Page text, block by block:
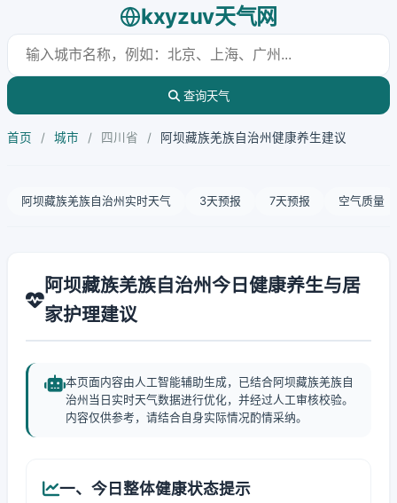
kxyzuv天气网
查询天气
首页 / 城市 / 四川省 / 阿坝藏族羌族自治州健康养生建议
阿坝藏族羌族自治州实时天气 3天预报 7天预报 空气质量
阿坝藏族羌族自治州今日健康养生与居
家护理建议
本页面内容由人工智能辅助生成，已结合阿坝藏族羌族自
治州当日实时天气数据进行优化，并经过人工审核校验。
内容仅供参考，请结合自身实际情况酌情采纳。
一、今日整体健康状态提示